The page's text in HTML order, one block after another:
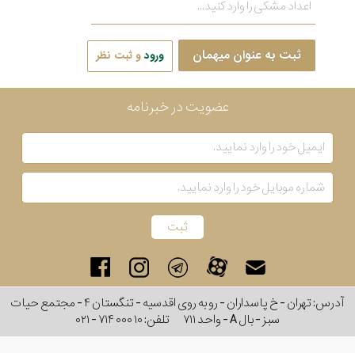
ثبت به عنوان میهمان ورودو ثبت نظر
عضویت در خبرنامه
آدرس: تهران - خ پاسداران - رو به روی اقدسیه - تنگستان ۴ - مجتمع حیات
سبز - بال A - واحد ۷۱۱
تلفن:۰۲۱ - ۷۱۴ ۰۰۰ ۱۰